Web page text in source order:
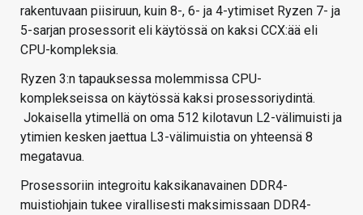
rakentuvaan piisiruun, kuin 8-, 6- ja 4-ytimiset Ryzen 7- ja
5-sarjan prosessorit eli käytössä on kaksi CCX:ää eli
CPU-kompleksia.
Ryzen 3:n tapauksessa molemmissa CPU-
komplekseissa on käytössä kaksi prosessoriydintä.
Jokaisella ytimellä on oma 512 kilotavun L2-välimuisti ja
ytimien kesken jaettua L3-välimuistia on yhteensä 8
megatavua.
Prosessoriin integroitu kaksikanavainen DDR4-
muistiohjain tukee virallisesti maksimissaan DDR4-